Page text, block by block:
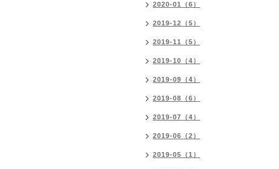
2020-01（6）
2019-12（5）
2019-11（5）
2019-10（4）
2019-09（4）
2019-08（6）
2019-07（4）
2019-06（2）
2019-05（1）